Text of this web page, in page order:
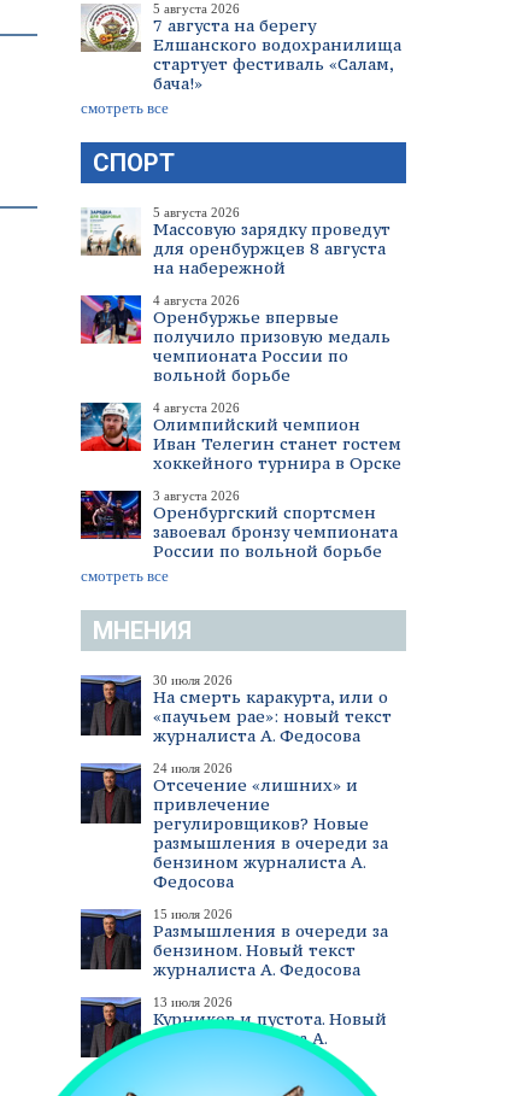
5 августа 2026
7 августа на берегу
Елшанского водохранилища
стартует фестиваль «Салам,
бача!»
смотреть все
СПОРТ
5 августа 2026
Массовую зарядку проведут
для оренбуржцев 8 августа
на набережной
4 августа 2026
Оренбуржье впервые
получило призовую медаль
чемпионата России по
вольной борьбе
4 августа 2026
Олимпийский чемпион
Иван Телегин станет гостем
хоккейного турнира в Орске
3 августа 2026
Оренбургский спортсмен
завоевал бронзу чемпионата
России по вольной борьбе
смотреть все
МНЕНИЯ
30 июля 2026
На смерть каракурта, или о
«паучьем рае»: новый текст
журналиста А. Федосова
24 июля 2026
Отсечение «лишних» и
привлечение
регулировщиков? Новые
размышления в очереди за
бензином журналиста А.
Федосова
15 июля 2026
Размышления в очереди за
бензином. Новый текст
журналиста А. Федосова
13 июля 2026
Курников и пустота. Новый
текст журналиста А.
смотреть все